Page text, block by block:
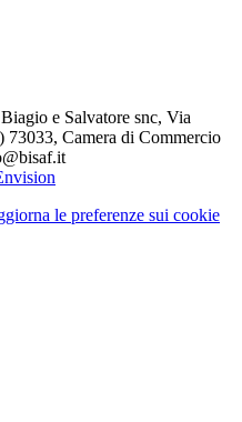
e Salvatore snc, Via
73033, Camera di Commercio
le preferenze sui cookie